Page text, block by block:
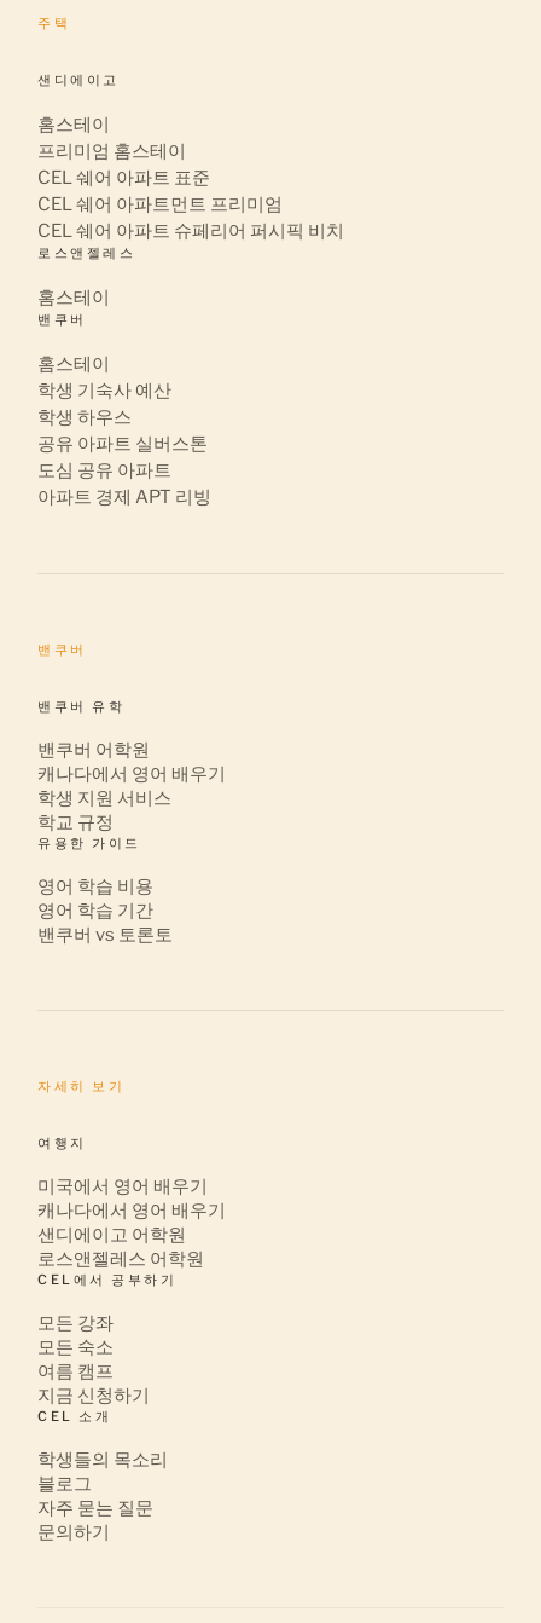
주택
샌디에이고
홈스테이
프리미엄 홈스테이
CEL 쉐어 아파트 표준
CEL 쉐어 아파트먼트 프리미엄
CEL 쉐어 아파트 슈페리어 퍼시픽 비치
로스앤젤레스
홈스테이
밴쿠버
홈스테이
학생 기숙사 예산
학생 하우스
공유 아파트 실버스톤
도심 공유 아파트
아파트 경제 APT 리빙
밴쿠버
밴쿠버 유학
밴쿠버 어학원
캐나다에서 영어 배우기
학생 지원 서비스
학교 규정
유용한 가이드
영어 학습 비용
영어 학습 기간
밴쿠버 vs 토론토
자세히 보기
여행지
미국에서 영어 배우기
캐나다에서 영어 배우기
샌디에이고 어학원
로스앤젤레스 어학원
CEL에서 공부하기
모든 강좌
모든 숙소
여름 캠프
지금 신청하기
CEL 소개
학생들의 목소리
블로그
자주 묻는 질문
문의하기